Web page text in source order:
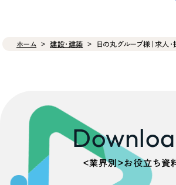
ホーム 建設・建築 日の丸グループ様｜求人・
＜業界別＞お役立ち資